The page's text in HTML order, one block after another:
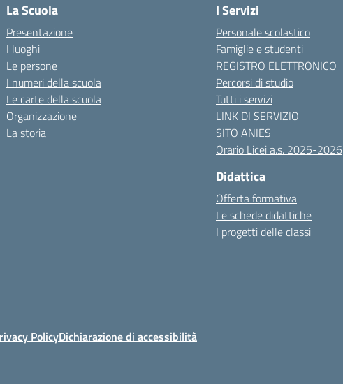
La Scuola
Presentazione
I luoghi
Le persone
I numeri della scuola
Le carte della scuola
Organizzazione
La storia
I Servizi
Personale scolastico
Famiglie e studenti
REGISTRO ELETTRONICO
Percorsi di studio
Tutti i servizi
LINK DI SERVIZIO
SITO ANIES
Orario Licei a.s. 2025-2026
Didattica
Offerta formativa
Le schede didattiche
I progetti delle classi
PolicyDichiarazione di accessibilità